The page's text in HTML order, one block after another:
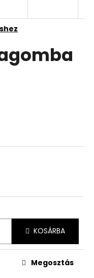
KOSÁRBA
Megosztás